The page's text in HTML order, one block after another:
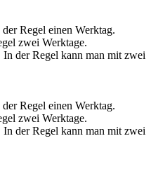
Regel einen Werktag.
zwei Werktage.
der Regel kann man mit zwei
Regel einen Werktag.
zwei Werktage.
der Regel kann man mit zwei